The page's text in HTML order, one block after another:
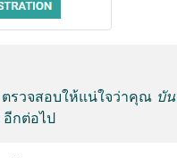
รวจสอบให้แน่ใจว่าคุณ บั
อีกต่อไป